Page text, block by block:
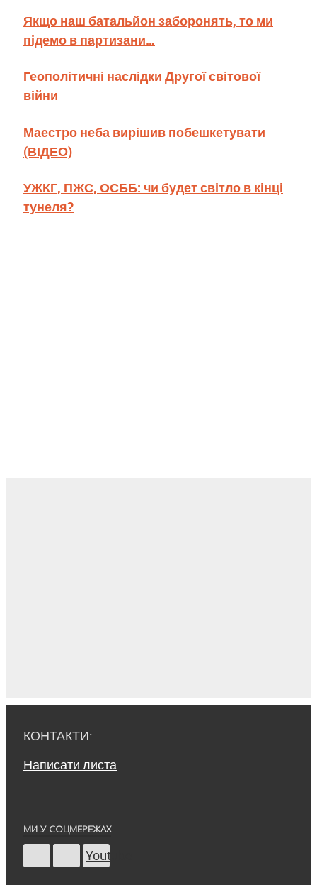
Якщо наш батальйон заборонять, то ми
підемо в партизани…
Геополітичні наслідки Другої світової
війни
Маестро неба вирішив побешкетувати
(ВІДЕО)
УЖКГ, ПЖС, ОСББ: чи будет світло в кінці
тунеля?
КОНТАКТИ:
Написати листа
МИ У СОЦМЕРЕЖАХ
Youtube